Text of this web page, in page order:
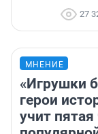
27
МНЕНИЕ
«Игрушки
герои
учит пятая